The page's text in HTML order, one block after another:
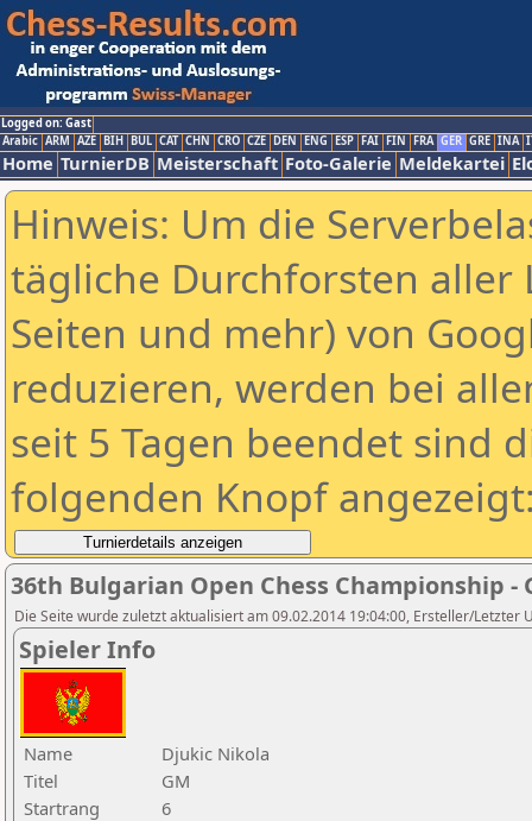
Logged on: Gast
Arabic ARM AZE BIH BUL CAT CHN CRO CZE DEN ENG ESP FAI FIN FRA GER GRE INA
Home TurnierDB Meisterschaft Foto-Galerie Meldekartei
Hinweis: Um die
tägliche Durchforsten aller
Seiten und mehr) von
reduzieren, werden bei
seit 5 Tagen beendet sind
folgenden Knopf
36th Bulgarian Open Chess Championship -
Die Seite wurde zuletzt aktualisiert am 09.02.2014 19:04:00, Ersteller/Letzter
Spieler Info
Name
Djukic Nikola
Titel
GM
Startrang
6